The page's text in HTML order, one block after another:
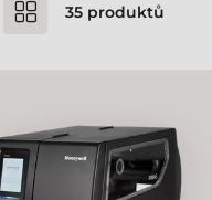
35 produktů